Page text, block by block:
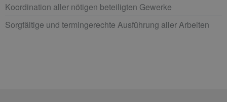
Koordination aller nötigen beteiligten Gewerke
Sorgfältige und termingerechte Ausführung aller Arbeiten